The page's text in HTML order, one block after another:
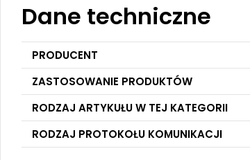
Dane techniczne
PRODUCENT
ZASTOSOWANIE PRODUKTÓW
RODZAJ ARTYKUŁU W TEJ KATEGORII
RODZAJ PROTOKOŁU KOMUNIKACJI